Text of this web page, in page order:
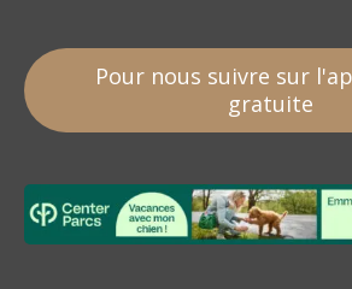
Pour nous suivre sur
gratuite